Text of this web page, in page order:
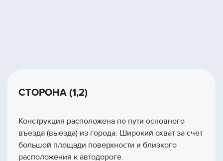
СТОРОНА (1,2)
Конструкция расположена по пути основного
въезда (выезда) из города. Широкий охват за счет
большой площади поверхности и близкого
расположения к автодороге.